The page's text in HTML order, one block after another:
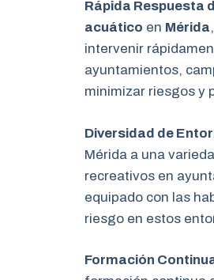
Rápida Respuesta
acuático en Mérida
intervenir
ayuntamientos,
minimizar riesgos y
Diversidad de
Mérida a una
recreativos en
equipado con las
riesgo en estos
Formación